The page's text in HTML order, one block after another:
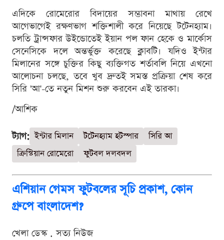
এদিকে রোমেরোর বিদায়ের সম্ভাবনা মাথায় রেখে
আগেভাগেই রক্ষণভাগ শক্তিশালী করে নিয়েছে টটেনহ্যাম।
চলতি ট্রান্সফার উইন্ডোতেই ইয়ান পল ফান হেকে ও মার্কোস
সেনেসিকে দলে অন্তর্ভুক্ত করেছে ক্লাবটি। যদিও ইন্টার
মিলানের সঙ্গে চুক্তির কিছু ব্যক্তিগত শর্তাবলি নিয়ে এখনো
আলোচনা চলছে, তবে খুব দ্রুতই সমস্ত প্রক্রিয়া শেষ করে
সিরি 'আ'-তে নতুন মিশন শুরু করবেন এই তারকা।
/আশিক
ট্যাগ: ইন্টার মিলান টটেনহ্যাম হটস্পার
সিরি আ
ক্রিস্টিয়ান রোমেরো
ফুটবল দলবদল
এশিয়ান গেমস ফুটবলের সূচি প্রকাশ, কোন
গ্রুপে বাংলাদেশ?
খেলা ডেস্ক . সত্য নিউজ